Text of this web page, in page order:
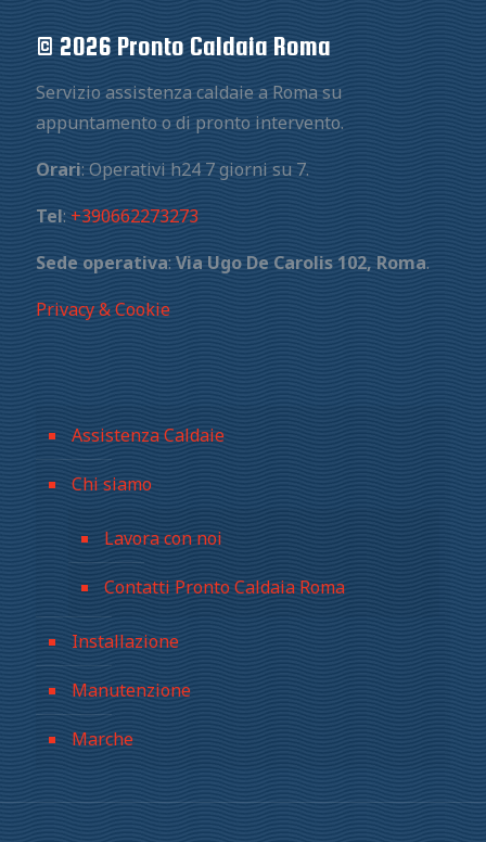
© 2026 Pronto Caldaia Roma
Servizio assistenza caldaie a Roma su
appuntamento o di pronto intervento.
Orari: Operativi h24 7 giorni su 7.
Tel: +390662273273
Sede operativa: Via Ugo De Carolis 102, Roma.
Privacy & Cookie
Assistenza Caldaie
Chi siamo
Lavora con noi
Contatti Pronto Caldaia Roma
Installazione
Manutenzione
Marche